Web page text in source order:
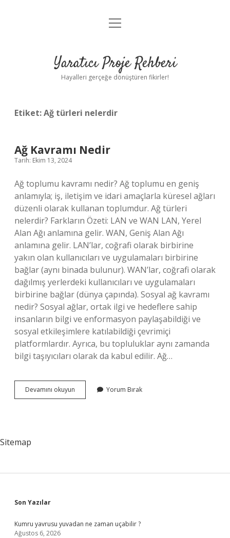
Anasayfa
Yasal Uyarı
menüyü
Yaratıcı Proje Rehberi
Hayalleri gerçeğe dönüştüren fikirler!
Etiket:Ağ türleri nelerdir
Ağ Kavramı Nedir
Tarih: Ekim 13, 2024
Ağ toplumu kavramı nedir? Ağ toplumu en geniş
anlamıyla; iş, iletişim ve idari amaçlarla küresel ağları
düzenli olarak kullanan toplumdur. Ağ türleri
nelerdir? Farkların Özeti: LAN ve WAN LAN, Yerel
Alan Ağı anlamına gelir. WAN, Geniş Alan Ağı
anlamına gelir. LAN’lar, coğrafi olarak birbirine
yakın olan kullanıcıları ve uygulamaları birbirine
bağlar (aynı binada bulunur). WAN’lar, coğrafi olarak
dağılmış yerlerdeki kullanıcıları ve uygulamaları
birbirine bağlar (dünya çapında). Sosyal ağ kavramı
nedir? Sosyal ağlar, ortak ilgi ve hedeflere sahip
insanların bilgi ve enformasyon paylaşabildiği ve
sosyal etkileşimlere katılabildiği çevrimiçi
platformlardır. Ayrıca, bu topluluklar aynı zamanda
bilgi taşıyıcıları olarak da kabul edilir. Ağ…
Devamını okuyun
Kavramı
Yorum Bırak
Sitemap
Sidebar
Son Yazılar
Kumru yavrusu yuvadan ne zaman uçabilir ?
Ağustos 6, 2026